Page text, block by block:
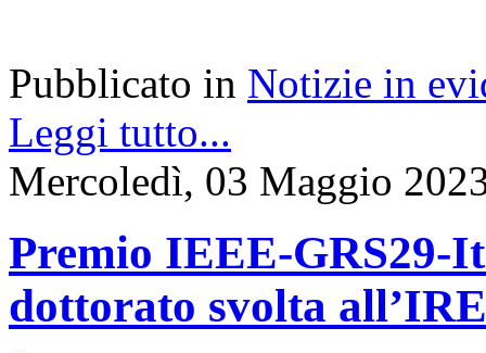
Pubblicato in Notizie in
Leggi tutto...
Mercoledì, 03 Maggio
Premio IEEE-GRS29-
dottorato svolta